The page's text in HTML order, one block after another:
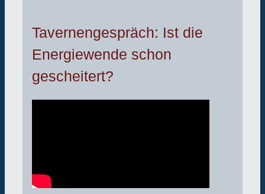
Tavernengespräch: Ist die
Energiewende schon
gescheitert?